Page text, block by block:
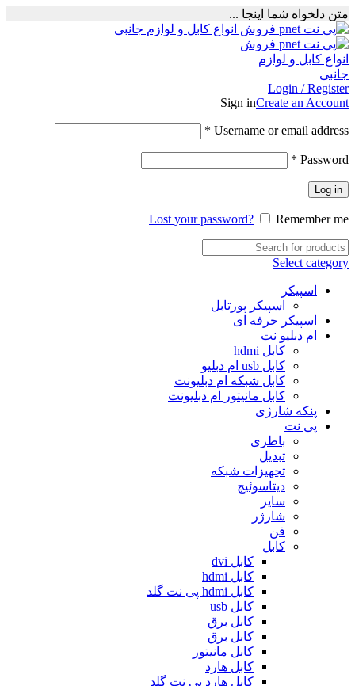
متن دلخواه شما اینجا ...
Login / Register
Sign inCreate an Account
Username or email address
*
Password
*
Log in
Lost your password? Remember me
Select category
اسپیکر
اسپیکر پورتابل
اسپیکر حرفه ای
ام دبلیو نت
کابل hdmi
کابل usb ام دبلیو
کابل شبکه ام دبلیونت
کابل مانیتور ام دبلیونت
پنکه شارژی
پی نت
باطری
تبدیل
تجهیزات شبکه
دیتاسوئیچ
سایر
شارژر
فن
کابل
کابل dvi
کابل hdmi
کابل hdmi پی نت گلد
کابل usb
کابل برق
کابل برق
کابل مانیتور
کابل هارد
کابل هارد پی نت گلد